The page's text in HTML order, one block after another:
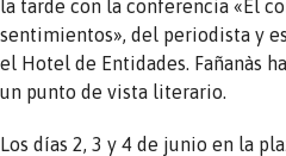
la tarde con la conferencia «El
sentimientos», del periodista y
el Hotel de Entidades. Fañanàs
un punto de vista literario.
Los días 2, 3 y 4 de junio en la